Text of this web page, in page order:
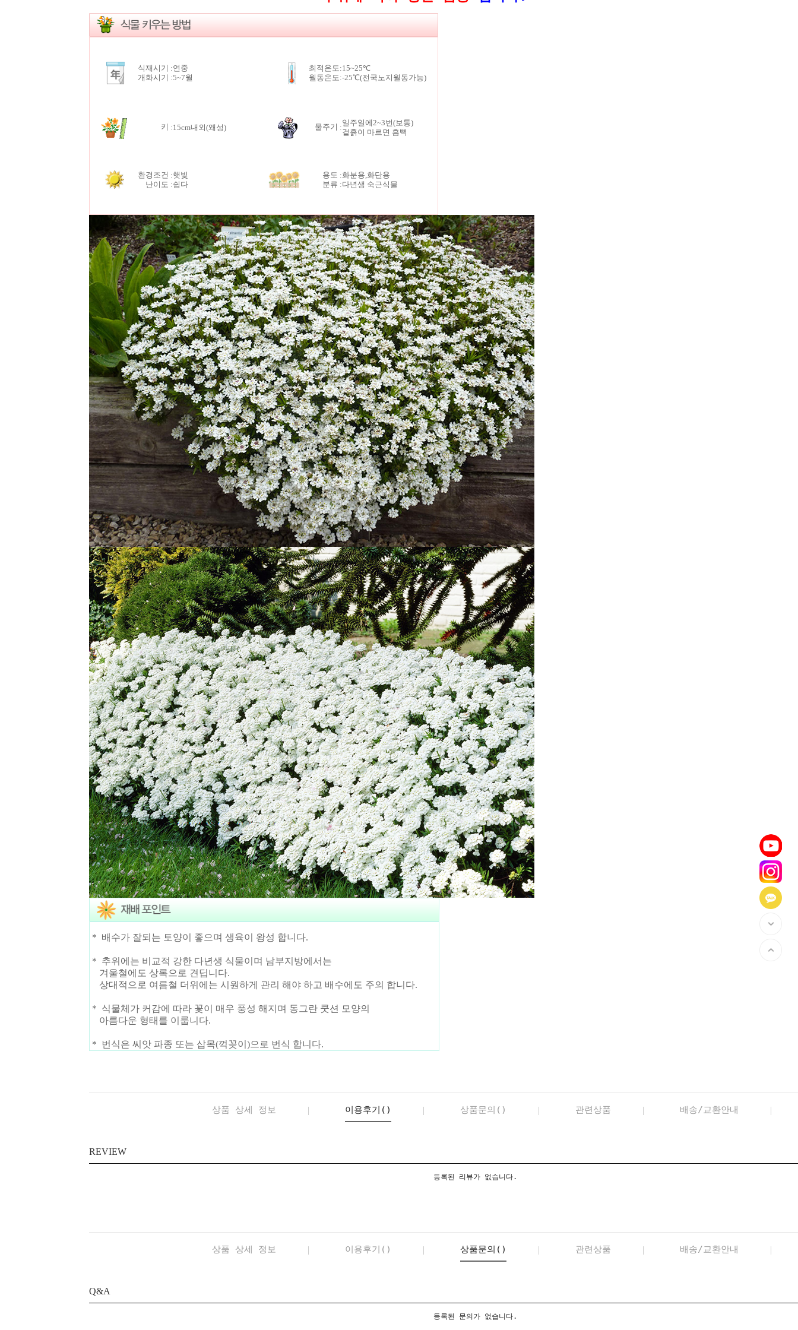
식재시기 :
개화시기 :
연중
5~7월
최적온도:
월동온도:
15~25℃
-25℃(전국노지월동가능)
키 :15cm내외(왜성) 물주기 :일주일에2~3번(보통)
겉흙이 마르면 흠뻑
환경조건 :
난이도 :
햇빛
쉽다
용도 :
분류 :
화분용,화단용
다년생 숙근식물
＊ 배수가 잘되는 토양이 좋으며 생육이 왕성 합니다.
＊ 추위에는 비교적 강한 다년생 식물이며 남부지방에서는
겨울철에도 상록으로 견딥니다.
상대적으로 여름철 더위에는 시원하게 관리 해야 하고 배수에도 주의 합니다.
＊ 식물체가 커감에 따라 꽃이 매우 풍성 해지며 동그란 쿳션 모양의
아름다운 형태를 이룹니다.
＊ 번식은 씨앗 파종 또는 삽목(꺽꽂이)으로 번식 합니다.
상품 상세 정보 이용후기() 상품문의() 관련상품 배송/교환안내
REVIEW
등록된 리뷰가 없습니다.
상품 상세 정보 이용후기() 상품문의() 관련상품 배송/교환안내
Q&A
등록된 문의가 없습니다.